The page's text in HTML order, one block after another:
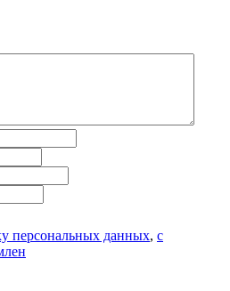
персональных данных, с